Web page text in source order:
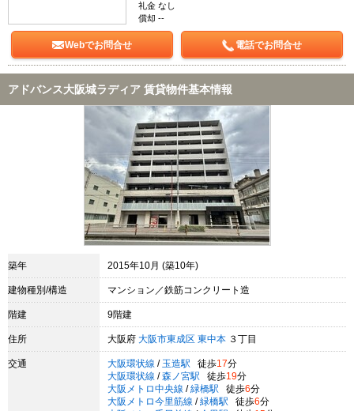
礼金 なし
償却 --
Webでお問合せ 電話でお問合せ
アドバンス大阪城ラディア 賃貸物件基本情報
築年 2015年10月 (築10年)
建物種別/構造 マンション／鉄筋コンクリート造
階建 9階建
住所 大阪府 大阪市東成区 東中本 ３丁目
交通 大阪環状線 / 玉造駅 徒歩17分
大阪環状線 / 森ノ宮駅 徒歩19分
大阪メトロ中央線 / 緑橋駅 徒歩6分
大阪メトロ今里筋線 / 緑橋駅 徒歩6分